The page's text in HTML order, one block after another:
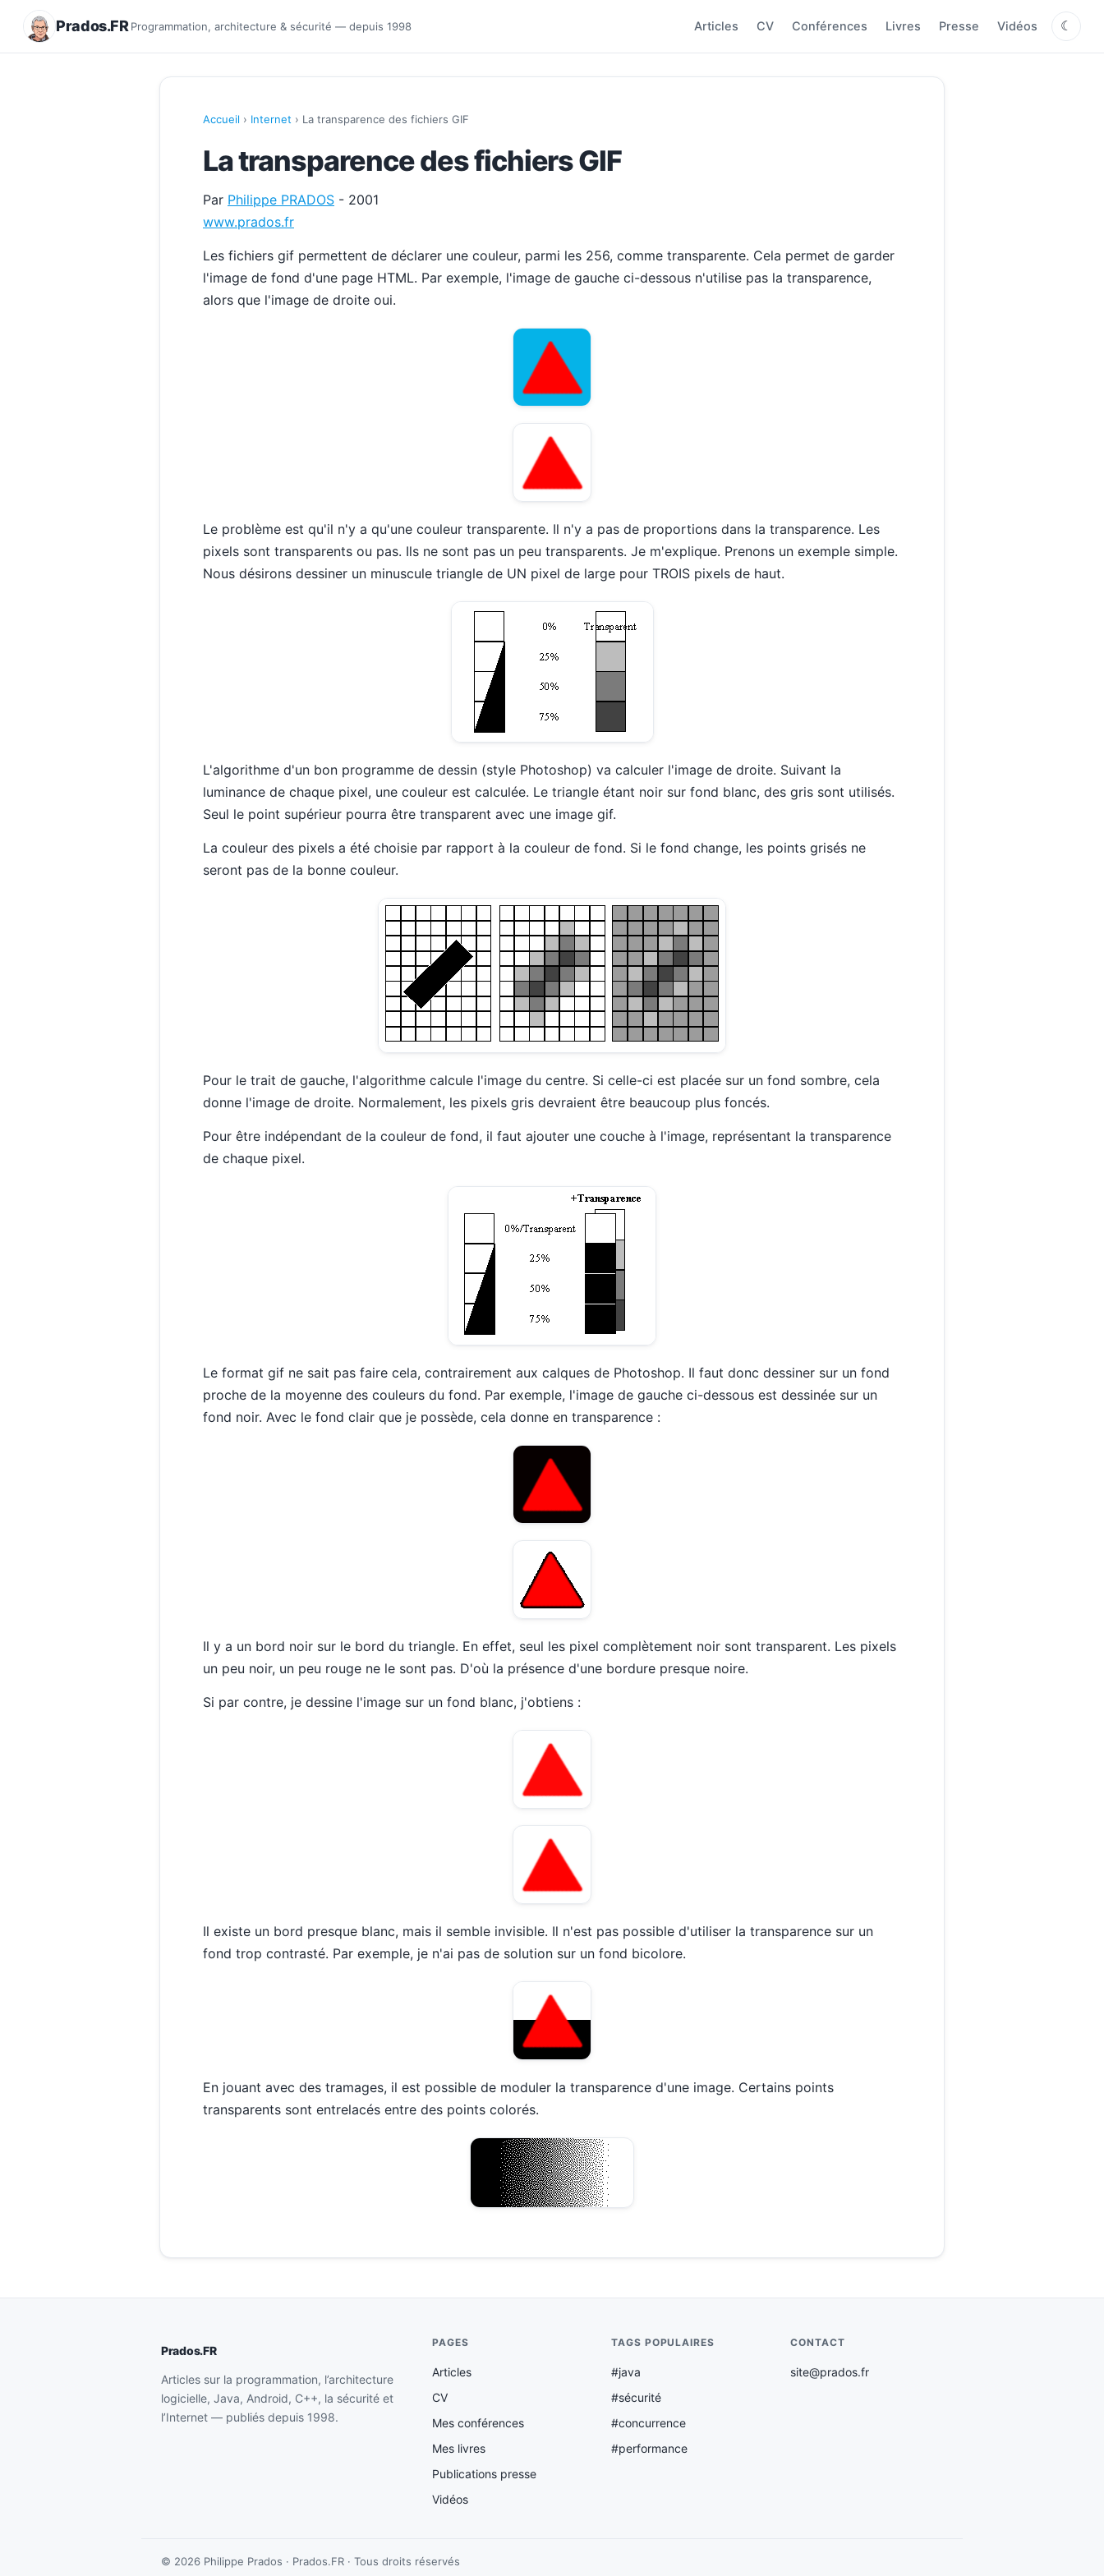
Prados.FR Programmation, architecture & sécurité — depuis 1998 Articles CV Conférences Livres Presse Vidéos ☾
Accueil › Internet › La transparence des fichiers GIF
La transparence des fichiers GIF
Par Philippe PRADOS - 2001
www.prados.fr
Les fichiers gif permettent de déclarer une couleur, parmi les 256, comme transparente. Cela permet de garder
l'image de fond d'une page HTML. Par exemple, l'image de gauche ci-dessous n'utilise pas la transparence,
alors que l'image de droite oui.
Le problème est qu'il n'y a qu'une couleur transparente. Il n'y a pas de proportions dans la transparence. Les
pixels sont transparents ou pas. Ils ne sont pas un peu transparents. Je m'explique. Prenons un exemple simple.
Nous désirons dessiner un minuscule triangle de UN pixel de large pour TROIS pixels de haut.
L'algorithme d'un bon programme de dessin (style Photoshop) va calculer l'image de droite. Suivant la
luminance de chaque pixel, une couleur est calculée. Le triangle étant noir sur fond blanc, des gris sont utilisés.
Seul le point supérieur pourra être transparent avec une image gif.
La couleur des pixels a été choisie par rapport à la couleur de fond. Si le fond change, les points grisés ne
seront pas de la bonne couleur.
Pour le trait de gauche, l'algorithme calcule l'image du centre. Si celle-ci est placée sur un fond sombre, cela
donne l'image de droite. Normalement, les pixels gris devraient être beaucoup plus foncés.
Pour être indépendant de la couleur de fond, il faut ajouter une couche à l'image, représentant la transparence
de chaque pixel.
Le format gif ne sait pas faire cela, contrairement aux calques de Photoshop. Il faut donc dessiner sur un fond
proche de la moyenne des couleurs du fond. Par exemple, l'image de gauche ci-dessous est dessinée sur un
fond noir. Avec le fond clair que je possède, cela donne en transparence :
Il y a un bord noir sur le bord du triangle. En effet, seul les pixel complètement noir sont transparent. Les pixels
un peu noir, un peu rouge ne le sont pas. D'où la présence d'une bordure presque noire.
Si par contre, je dessine l'image sur un fond blanc, j'obtiens :
Il existe un bord presque blanc, mais il semble invisible. Il n'est pas possible d'utiliser la transparence sur un
fond trop contrasté. Par exemple, je n'ai pas de solution sur un fond bicolore.
En jouant avec des tramages, il est possible de moduler la transparence d'une image. Certains points
transparents sont entrelacés entre des points colorés.
Prados.FR
Articles sur la programmation, l’architecture
logicielle, Java, Android, C++, la sécurité et
l’Internet — publiés depuis 1998.
PAGES
Articles
CV
Mes conférences
Mes livres
Publications presse
Vidéos
TAGS POPULAIRES
#java
#sécurité
#concurrence
#performance
CONTACT
site@prados.fr
© 2026 Philippe Prados · Prados.FR · Tous droits réservés